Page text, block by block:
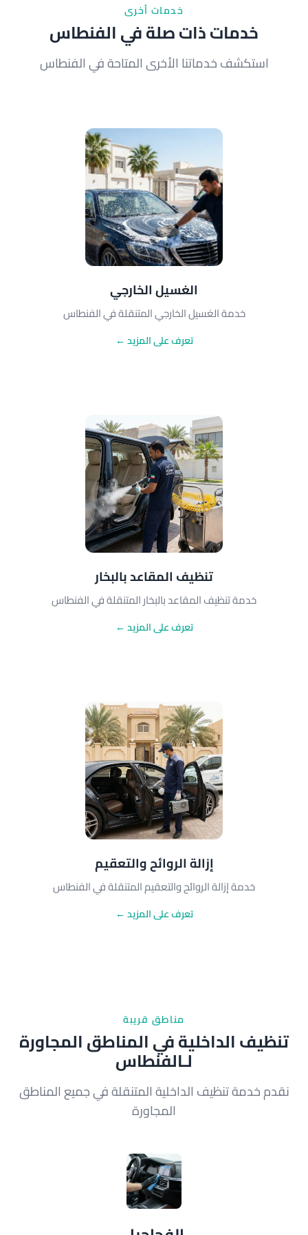
خدمات أخرى
خدمات ذات صلة في الفنطاس
استكشف خدماتنا الأخرى المتاحة في الفنطاس
الغسيل الخارجي
خدمة الغسيل الخارجي المتنقلة في الفنطاس
تعرف على المزيد ←
تنظيف المقاعد بالبخار
خدمة تنظيف المقاعد بالبخار المتنقلة في الفنطاس
تعرف على المزيد ←
إزالة الروائح والتعقيم
خدمة إزالة الروائح والتعقيم المتنقلة في الفنطاس
تعرف على المزيد ←
مناطق قريبة
تنظيف الداخلية في المناطق المجاورة
لـالفنطاس
نقدم خدمة تنظيف الداخلية المتنقلة في جميع المناطق
المجاورة